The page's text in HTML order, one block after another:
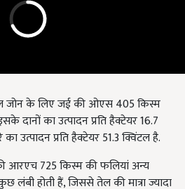
जोन के लिए जई की ओएस 405 किस्म
दानों का उत्पादन प्रति हैक्टेयर 16.7
उत्पादन प्रति हैक्टेयर 51.3 क्विंटल है.
आरएच 725 किस्म की फलियां अन्य
होती हैं, जिससे तेल की मात्रा ज्यादा